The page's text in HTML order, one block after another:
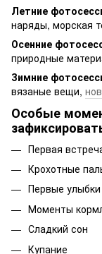
Летние
наряды, морская
Осенние
природные
Зимние
вязаные вещи,
Особые
Первая
Крохотные
Первые улыбки
Моменты
Сладкий сон
Купание